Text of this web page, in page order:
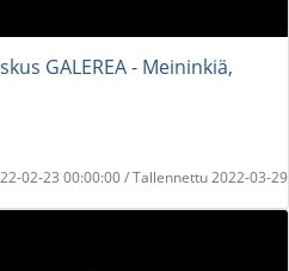
GALEREA - Meininkiä,
02-23 00:00:00 / Tallennettu 2022-03-29